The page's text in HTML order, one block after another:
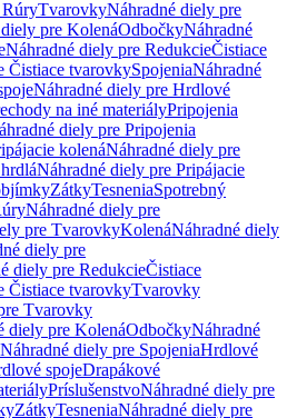
RúryTvarovkyNáhradné diely pre
pre KolenáOdbočkyNáhradné
Náhradné diely pre RedukcieČistiace
Čistiace tvarovkySpojeniaNáhradné
Náhradné diely pre Hrdlové
na iné materiályPripojenia
diely pre Pripojenia
kolenáNáhradné diely pre
Náhradné diely pre Pripájacie
ZátkyTesneniaSpotrebný
Náhradné diely pre
pre TvarovkyKolenáNáhradné diely
diely pre
diely pre RedukcieČistiace
Čistiace tvarovkyTvarovky
Tvarovky
diely pre KolenáOdbočkyNáhradné
Náhradné diely pre SpojeniaHrdlové
spojeDrapákové
PríslušenstvoNáhradné diely pre
ZátkyTesneniaNáhradné diely pre